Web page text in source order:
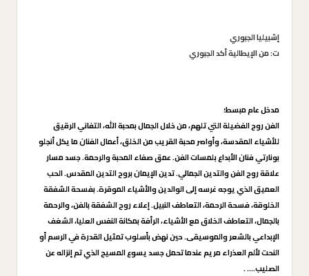
إشبيليا الجبوري
ت: من الإيطالية أكد الجبوري
مدخل عام مبسط؛
الفن روح الفضيلة التي تلهم، من خلال الجمال بمحبة الله، التفاني الرقيق
للأشياء المقدسة، وأواصر محبة القريب من الخلق، أعمال الفنان ما يكل أنجلو
بونارتي فنان الأبداع بلمسات الفن. عمق صفاء المحبة والرحمة. جسد مسار
علاقة روح الفن والتدين الجمالي. تدين الإيمان بروح التدين المقدس. الحب
العميق الذي يوجه غرسه إلى الوالدين والأشياء الموقرة. بفسحة الشفقة
الخلوقة، فسحة الرحمة، التعاطف النبيل. إعلاء روح الشفقة بالفن، والرحمة
بالجمال، التعاطف الخلاق مع الأشياء، الرأفة بمكانة النفس العليا، الشغف
الإبداعي بالشعر والموسيقى. حين نهض بأسلوب تمثيل القدرة في الرسم أو
النحت لألم العذراء مريم عندما تحمل جسد يسوع المسيح الذي تم إنزاله عن
الصليب…. .